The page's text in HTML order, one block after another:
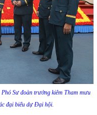
Sư đoàn trưởng kiêm Tham mưu
đại biểu dự Đại hội.